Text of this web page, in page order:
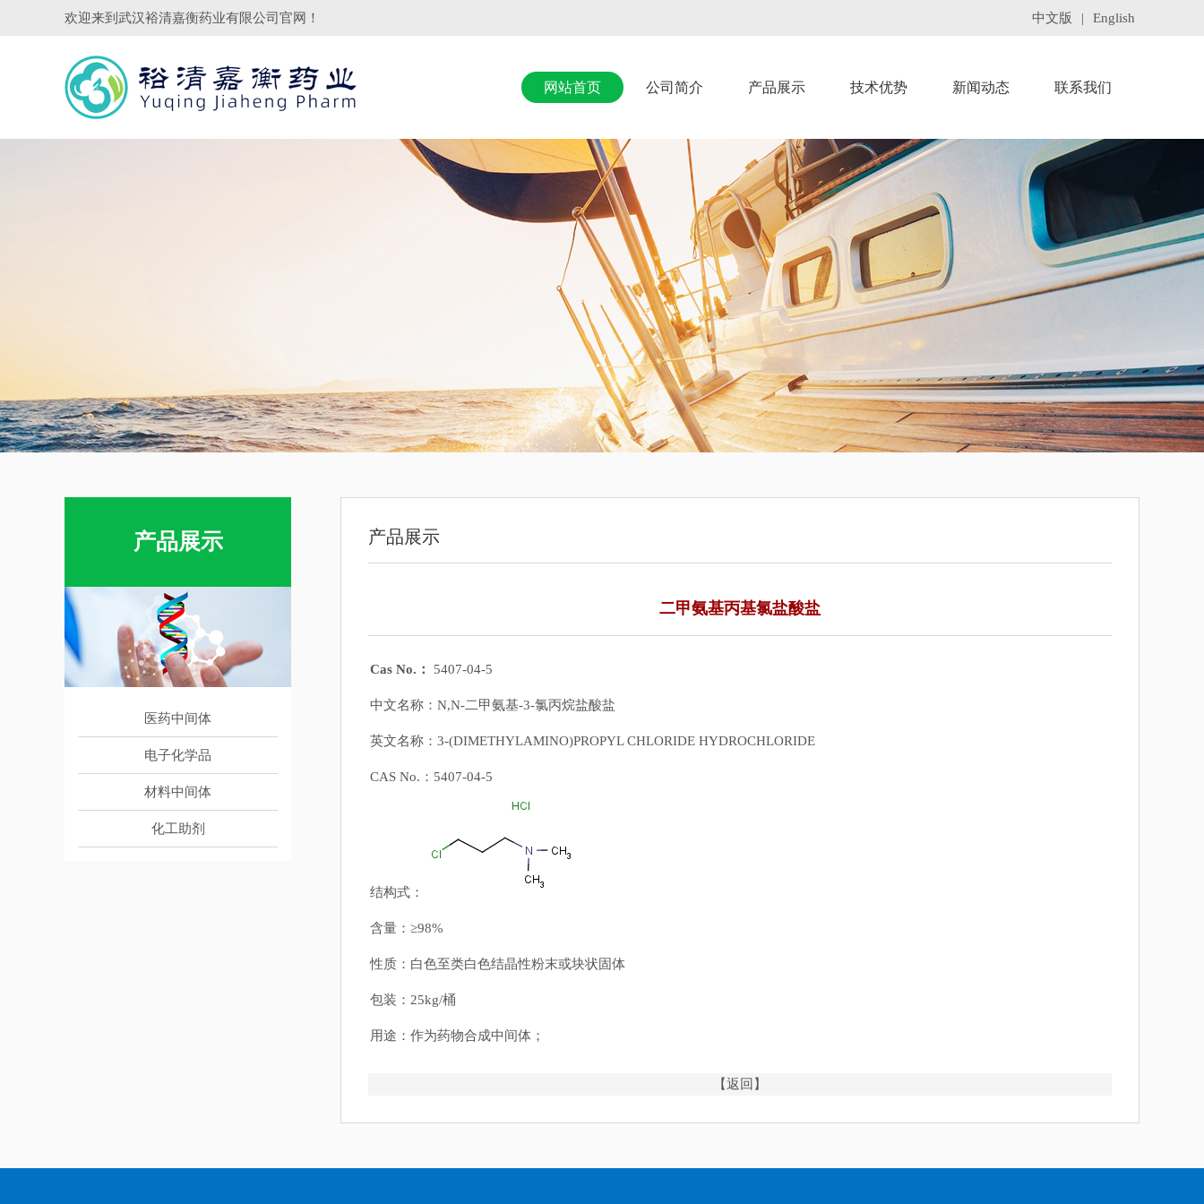
欢迎来到 武汉裕清嘉衡药业有限公司 官网！ 中文版 | English
网站首页 公司简介 产品展示 技术优势 新闻动态 联系我们
产品展示
医药中间体
电子化学品
材料中间体
化工助剂
产品展示
二甲氨基丙基氯盐酸盐
Cas No.： 5407-04-5
中文名称：N,N-二甲氨基-3-氯丙烷盐酸盐
英文名称：3-(DIMETHYLAMINO)PROPYL CHLORIDE HYDROCHLORIDE
CAS No.：5407-04-5
结构式：
含量：≥98%
性质：白色至类白色结晶性粉末或块状固体
包装：25kg/桶
用途：作为药物合成中间体‌；
【返回】